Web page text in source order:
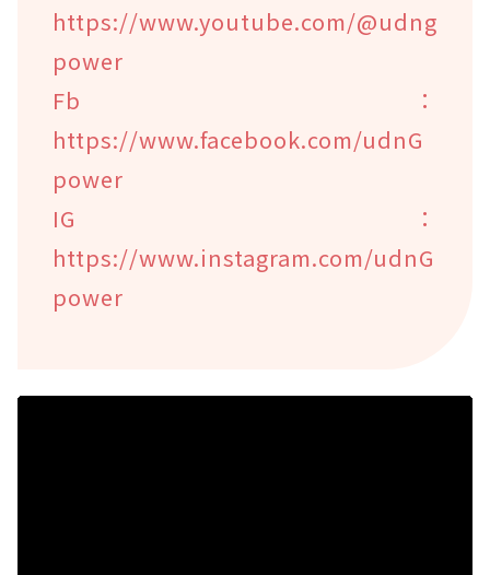
https://www.youtube.com/@udng
power
Fb：
https://www.facebook.com/udnG
power
IG：
https://www.instagram.com/udnG
power